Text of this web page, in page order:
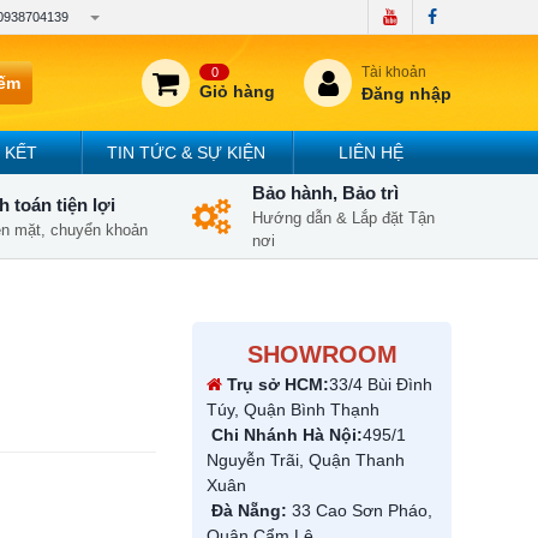
0
Giỏ hàng
Tài khoản
Đăng nhập
KẾT TIN TỨC & SỰ KIỆN LIÊN HỆ
toán tiện lợi
mặt, chuyển khoản
Bảo hành, Bảo trì
Hướng dẫn & Lắp đặt Tận
nơi
SHOWROOM
Trụ sở HCM:33/4 Bùi Đình
Túy, Quận Bình Thạnh
Chi Nhánh Hà Nội:495/1
Nguyễn Trãi, Quận Thanh
Xuân
Đà Nẵng: 33 Cao Sơn Pháo,